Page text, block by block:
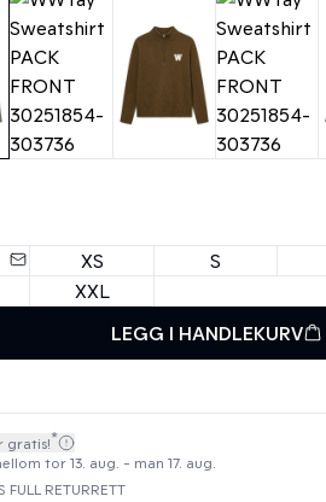
XS S
XXL
LEGG I HANDLEKURV
gratis!*
tor 13. aug. - man 17. aug.
FULL RETURRETT